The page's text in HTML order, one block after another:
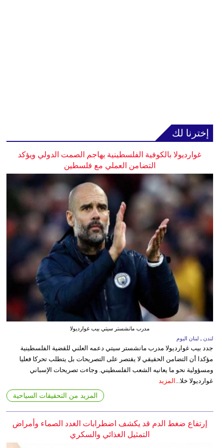
إخترنا لك
غوارديولا بالكوفية الفلسطينية يهاجم الصمت الدولي ويؤكد
التضامن العملي مع فلسطين
مدرب مانشستر سيتي بيب غوارديولا
لندن ـ لبنان اليوم
جدد بيب غوارديولا مدرب مانشستر سيتي دعمه العلني للقضية الفلسطينية
مؤكدا أن التضامن الحقيقي لا يقتصر على التصريحات بل يتطلب تحركا فعليا
ومسؤولية نحو ما يعانيه الشعب الفلسطيني. وجاءت تصريحات الإسباني
غوارديولا خلا...
المزيد
المزيد من التحقيقات السياحية
إرتفاع ضغط الدم قد يكشف اضطرابات الغدد الصماء وأمراض
التمثيل الغذائي والسكري